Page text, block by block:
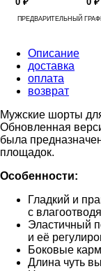
ПРЕДВАРИТЕЛЬНЫЙ
Описание
доставка
оплата
возврат
Мужские шорты
Обновленная
была
площадок.
Особенности:
Гладкий и
с
Эластичный
и её
Боковые
Длина чуть